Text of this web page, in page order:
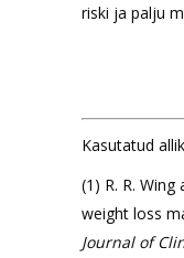
riski ja palju
Kasutatud
(1) R. R. Wing
weight loss
Journal of